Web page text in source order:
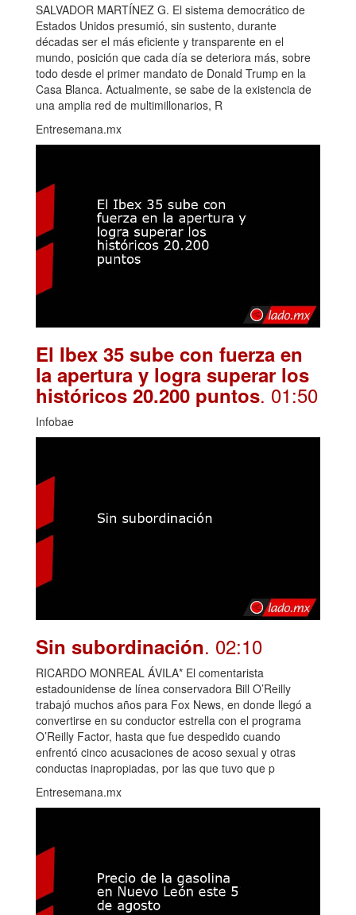
SALVADOR MARTÍNEZ G. El sistema democrático de
Estados Unidos presumió, sin sustento, durante
décadas ser el más eficiente y transparente en el
mundo, posición que cada día se deteriora más, sobre
todo desde el primer mandato de Donald Trump en la
Casa Blanca. Actualmente, se sabe de la existencia de
una amplia red de multimillonarios, R
Entresemana.mx
El Ibex 35 sube con fuerza en
la apertura y logra superar los
históricos 20.200 puntos. 01:50
Infobae
Sin subordinación. 02:10
RICARDO MONREAL ÁVILA* El comentarista
estadounidense de línea conservadora Bill O’Reilly
trabajó muchos años para Fox News, en donde llegó a
convertirse en su conductor estrella con el programa
O’Reilly Factor, hasta que fue despedido cuando
enfrentó cinco acusaciones de acoso sexual y otras
conductas inapropiadas, por las que tuvo que p
Entresemana.mx